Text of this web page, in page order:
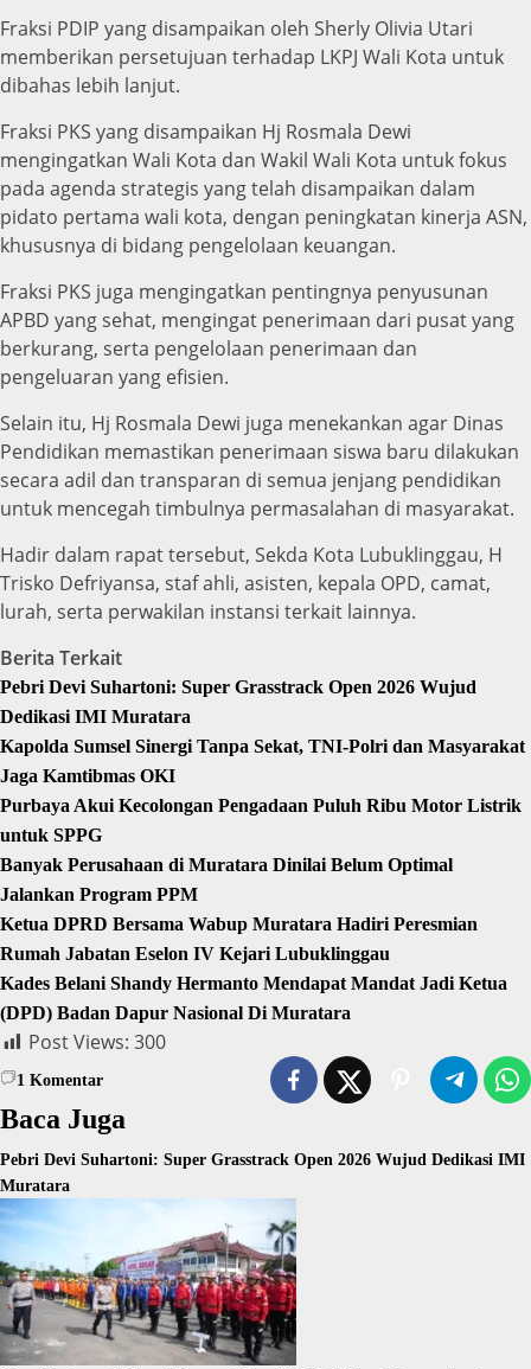
Fraksi PDIP yang disampaikan oleh Sherly Olivia Utari
memberikan persetujuan terhadap LKPJ Wali Kota untuk
dibahas lebih lanjut.
Fraksi PKS yang disampaikan Hj Rosmala Dewi
mengingatkan Wali Kota dan Wakil Wali Kota untuk fokus
pada agenda strategis yang telah disampaikan dalam
pidato pertama wali kota, dengan peningkatan kinerja ASN,
khususnya di bidang pengelolaan keuangan.
Fraksi PKS juga mengingatkan pentingnya penyusunan
APBD yang sehat, mengingat penerimaan dari pusat yang
berkurang, serta pengelolaan penerimaan dan
pengeluaran yang efisien.
Selain itu, Hj Rosmala Dewi juga menekankan agar Dinas
Pendidikan memastikan penerimaan siswa baru dilakukan
secara adil dan transparan di semua jenjang pendidikan
untuk mencegah timbulnya permasalahan di masyarakat.
Hadir dalam rapat tersebut, Sekda Kota Lubuklinggau, H
Trisko Defriyansa, staf ahli, asisten, kepala OPD, camat,
lurah, serta perwakilan instansi terkait lainnya.
Berita Terkait
Pebri Devi Suhartoni: Super Grasstrack Open 2026 Wujud
Dedikasi IMI Muratara
Kapolda Sumsel Sinergi Tanpa Sekat, TNI-Polri dan Masyarakat
Jaga Kamtibmas OKI
Purbaya Akui Kecolongan Pengadaan Puluh Ribu Motor Listrik
untuk SPPG
Banyak Perusahaan di Muratara Dinilai Belum Optimal
Jalankan Program PPM
Ketua DPRD Bersama Wabup Muratara Hadiri Peresmian
Rumah Jabatan Eselon IV Kejari Lubuklinggau
Kades Belani Shandy Hermanto Mendapat Mandat Jadi Ketua
(DPD) Badan Dapur Nasional Di Muratara
Post Views: 300
1 Komentar
Baca Juga
Pebri Devi Suhartoni: Super Grasstrack Open 2026 Wujud Dedikasi IMI
Muratara